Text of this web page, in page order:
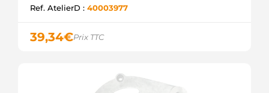
Ref. AtelierD : 40003977
39,34€Prix TTC